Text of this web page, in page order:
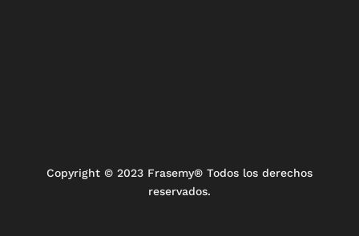
Copyright © 2023 Frasemy® Todos los derechos
reservados.